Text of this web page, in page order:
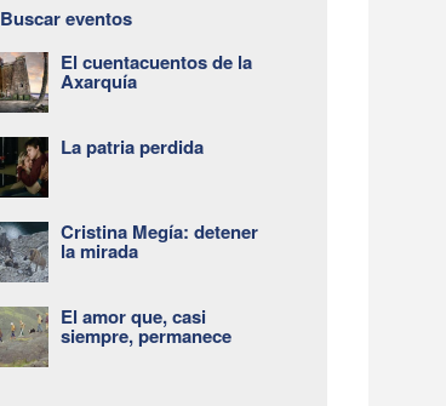
Buscar eventos
El cuentacuentos de la
Axarquía
La patria perdida
Cristina Megía: detener
la mirada
El amor que, casi
siempre, permanece